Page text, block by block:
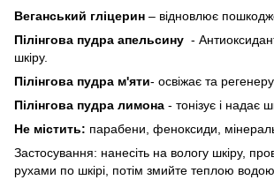
Веганський гліцерин – відновлює
Пілінгова пудра апельсину -
шкіру.
Пілінгова пудра м'яти- освіжає та
Пілінгова пудра лимона - тонізує і надає
Не містить: парабени, феноксиди,
Застосування: нанесіть на вологу шкіру,
рухами по шкірі, потім змийте теплою водою.